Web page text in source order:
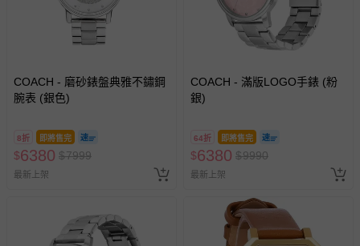
COACH - 磨砂錶盤典雅不鏽鋼
腕表 (銀色)
8折 即將售完
$6380 $7999
最新上架
COACH - 滿版LOGO手錶 (粉
銀)
64折 即將售完
$6380 $9990
最新上架